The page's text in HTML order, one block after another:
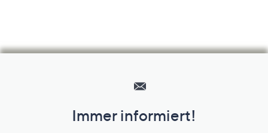
Unternehmensinformationen
Immer informiert!